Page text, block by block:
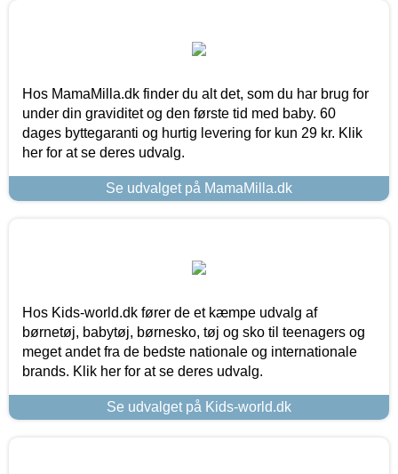
Hos MamaMilla.dk finder du alt det, som du har brug for
under din graviditet og den første tid med baby. 60
dages byttegaranti og hurtig levering for kun 29 kr. Klik
her for at se deres udvalg.
Se udvalget på MamaMilla.dk
Hos Kids-world.dk fører de et kæmpe udvalg af
børnetøj, babytøj, børnesko, tøj og sko til teenagers og
meget andet fra de bedste nationale og internationale
brands. Klik her for at se deres udvalg.
Se udvalget på Kids-world.dk